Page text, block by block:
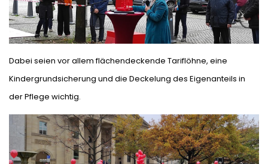
Dabei seien vor allem flächendeckende Tariflöhne, eine
Kindergrundsicherung und die Deckelung des Eigenanteils in
der Pflege wichtig.